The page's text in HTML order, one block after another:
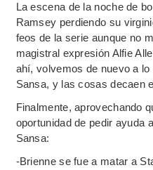
La escena de la noche de
Ramsey perdiendo su
feos de la serie aunque no
magistral expresión Alfie
ahí, volvemos de nuevo a
Sansa, y las cosas decaen
Finalmente, aprovechando
oportunidad de pedir ayuda
Sansa:
-Brienne se fue a matar a